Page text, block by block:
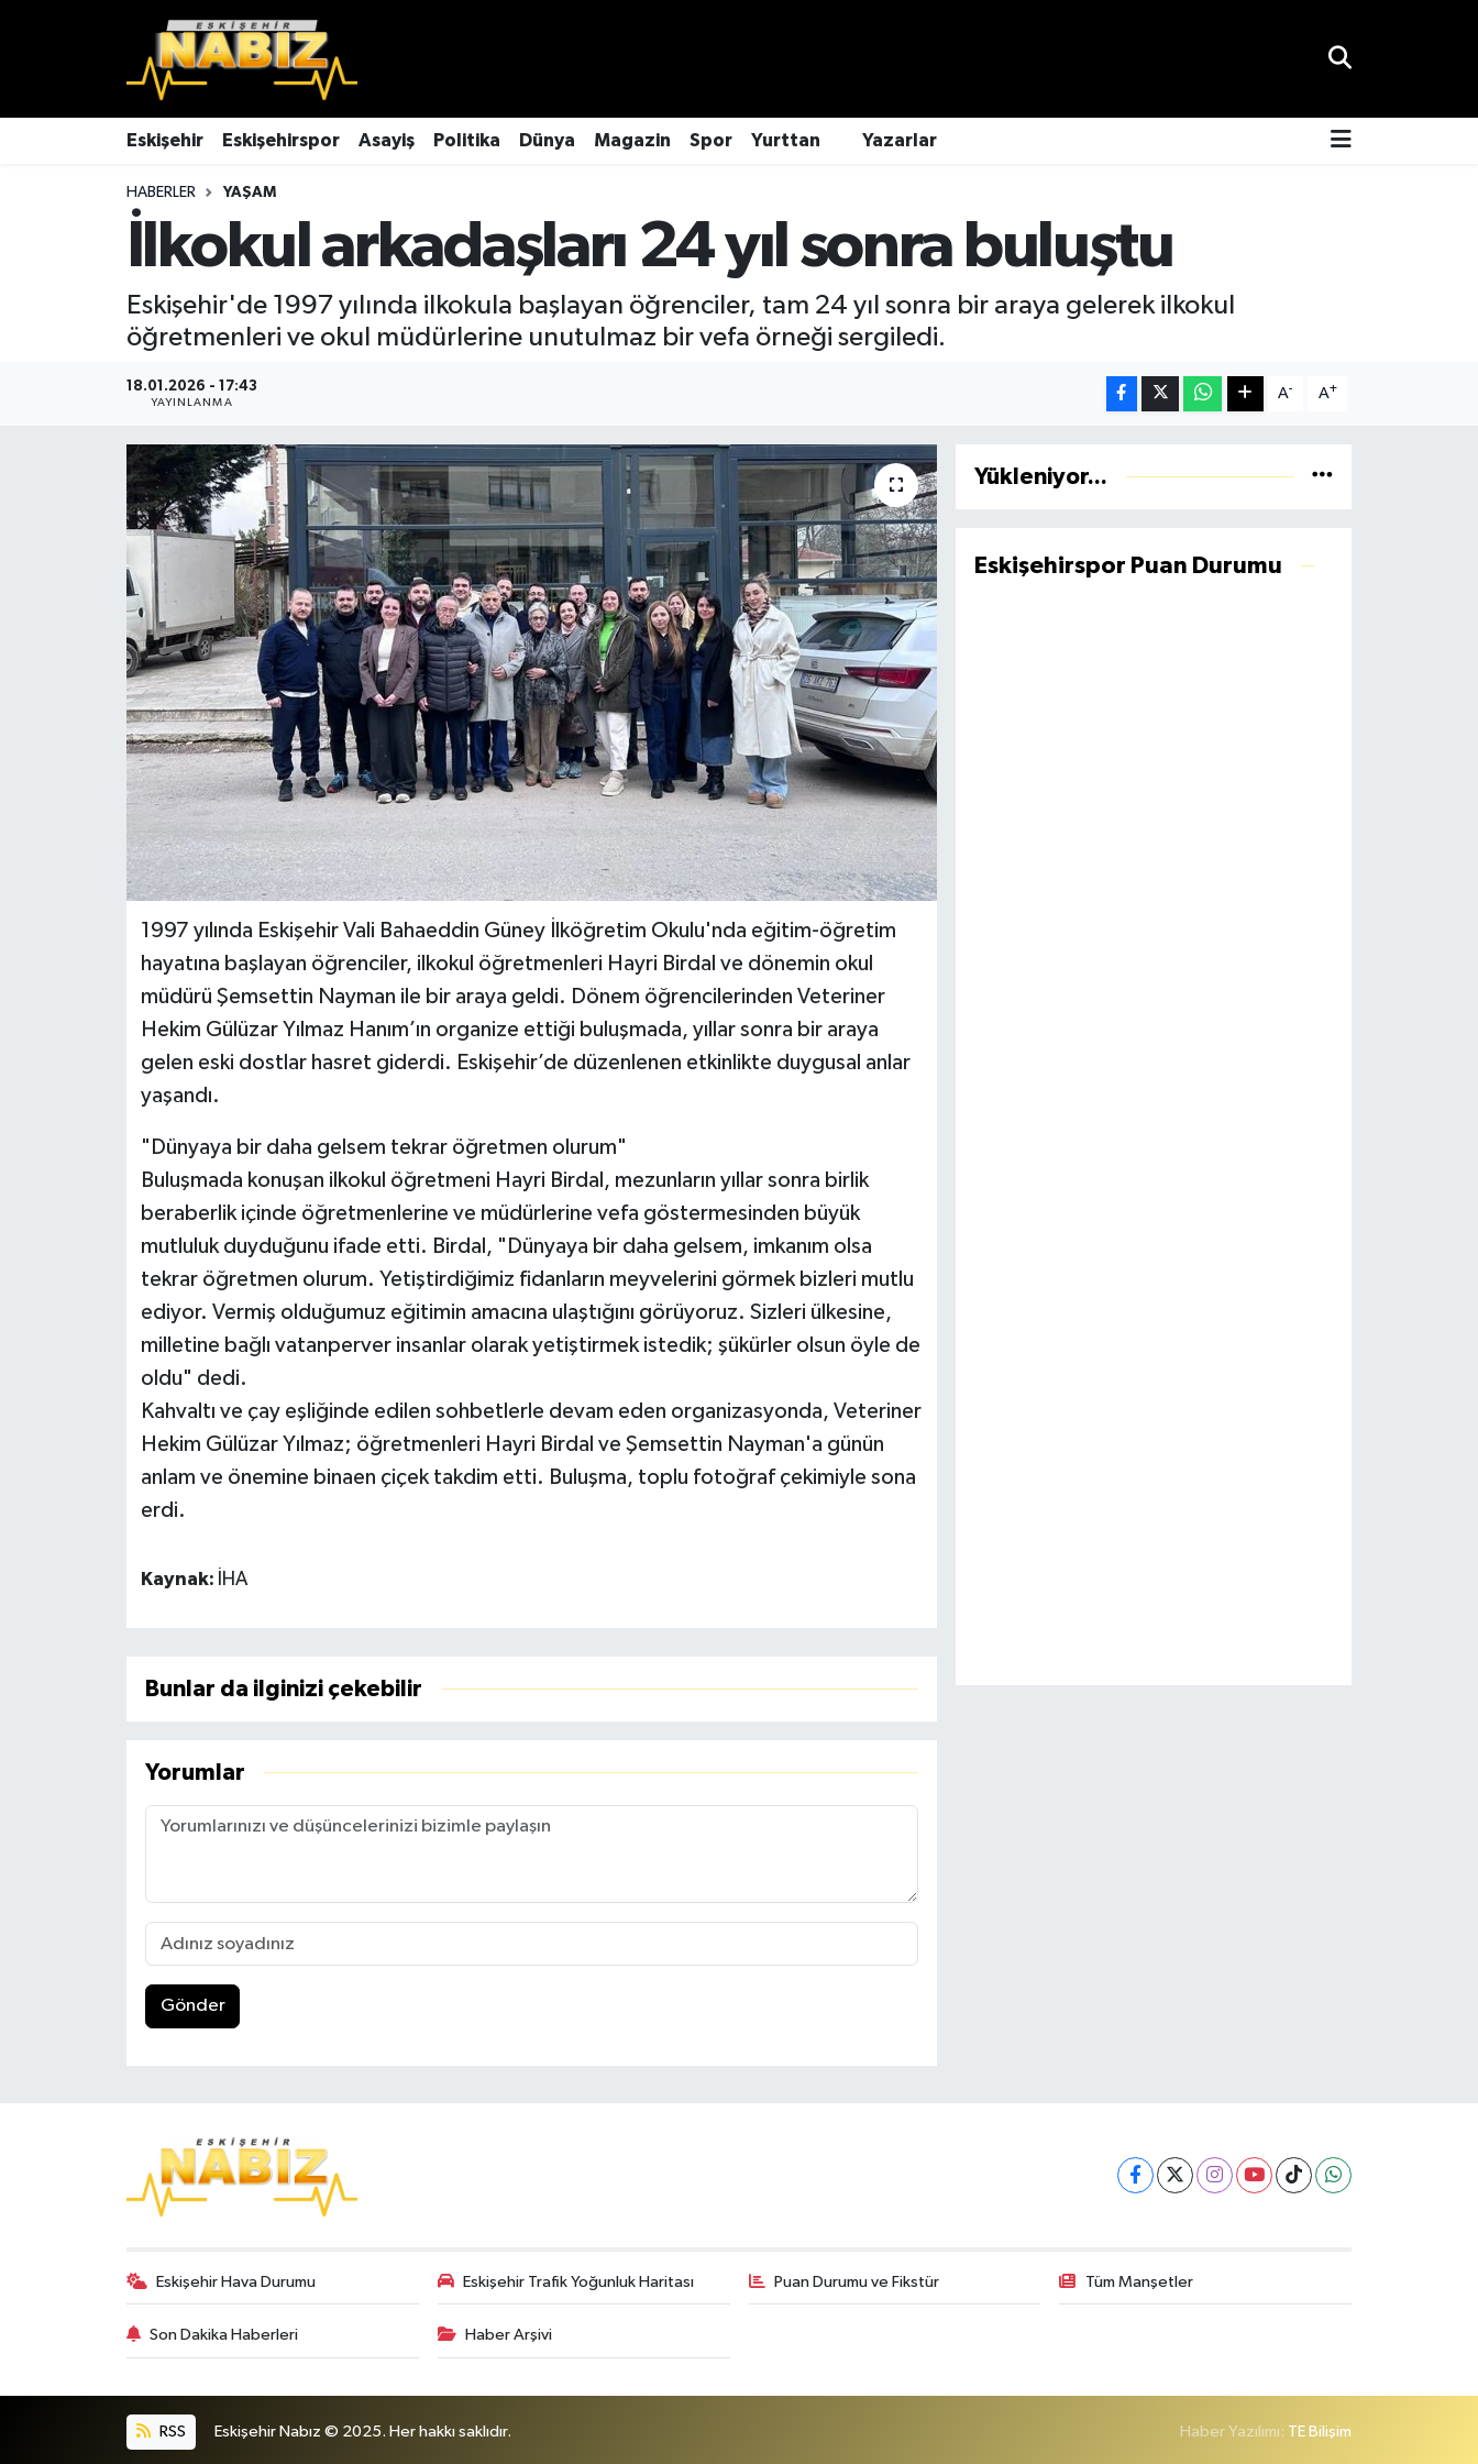
Eskişehir Eskişehirspor Asayiş Politika Dünya Magazin Spor Yurttan Yazarlar
HABERLER YAŞAM
İlkokul arkadaşları 24 yıl sonra buluştu
Eskişehir'de 1997 yılında ilkokula başlayan öğrenciler, tam 24 yıl sonra bir araya gelerek ilkokul
öğretmenleri ve okul müdürlerine unutulmaz bir vefa örneği sergiledi.
18.01.2026 - 17:43
YAYINLANMA
A- A+
1997 yılında Eskişehir Vali Bahaeddin Güney İlköğretim Okulu'nda eğitim-öğretim
hayatına başlayan öğrenciler, ilkokul öğretmenleri Hayri Birdal ve dönemin okul
müdürü Şemsettin Nayman ile bir araya geldi. Dönem öğrencilerinden Veteriner
Hekim Gülüzar Yılmaz Hanım’ın organize ettiği buluşmada, yıllar sonra bir araya
gelen eski dostlar hasret giderdi. Eskişehir’de düzenlenen etkinlikte duygusal anlar
yaşandı.
"Dünyaya bir daha gelsem tekrar öğretmen olurum"
Buluşmada konuşan ilkokul öğretmeni Hayri Birdal, mezunların yıllar sonra birlik
beraberlik içinde öğretmenlerine ve müdürlerine vefa göstermesinden büyük
mutluluk duyduğunu ifade etti. Birdal, "Dünyaya bir daha gelsem, imkanım olsa
tekrar öğretmen olurum. Yetiştirdiğimiz fidanların meyvelerini görmek bizleri mutlu
ediyor. Vermiş olduğumuz eğitimin amacına ulaştığını görüyoruz. Sizleri ülkesine,
milletine bağlı vatanperver insanlar olarak yetiştirmek istedik; şükürler olsun öyle de
oldu" dedi.
Kahvaltı ve çay eşliğinde edilen sohbetlerle devam eden organizasyonda, Veteriner
Hekim Gülüzar Yılmaz; öğretmenleri Hayri Birdal ve Şemsettin Nayman'a günün
anlam ve önemine binaen çiçek takdim etti. Buluşma, toplu fotoğraf çekimiyle sona
erdi.
Kaynak: İHA
Bunlar da ilginizi çekebilir
Yorumlar
Gönder
Yükleniyor...
Eskişehirspor Puan Durumu
Eskişehir Hava Durumu Eskişehir Trafik Yoğunluk Haritası Puan Durumu ve Fikstür Tüm Manşetler
Son Dakika Haberleri Haber Arşivi
RSS Eskişehir Nabız © 2025. Her hakkı saklıdır. Haber Yazılımı: TE Bilişim
Ekonomi
Gündem
Kültür Sanat
Magazin
Politika
Teknoloji
Eskişehir Hava Durumu
Eskişehir Trafik Yoğunluk Haritası
TFF 3.Lig 4.Grup Puan Durumu ve Fikstür
Tüm Manşetler
Son Dakika Haberleri